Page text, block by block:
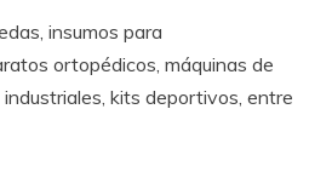
insumos para
ortopédicos, máquinas de
kits deportivos, entre